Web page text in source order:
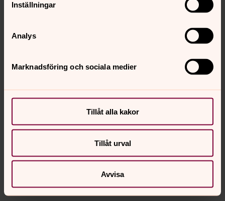
Inställningar
Analys
Marknadsföring och sociala medier
Tillåt alla kakor
Tillåt urval
Avvisa